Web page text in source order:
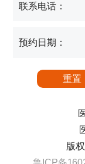
联系电话：
预约日期：
版